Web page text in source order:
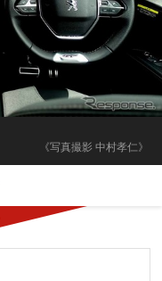
《写真撮影 中村孝仁》